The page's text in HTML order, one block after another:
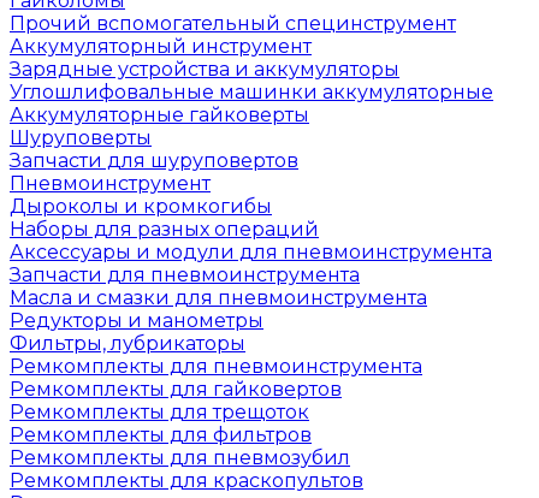
Прочий вспомогательный специнструмент
Аккумуляторный инструмент
Зарядные устройства и аккумуляторы
Углошлифовальные машинки аккумуляторные
Аккумуляторные гайковерты
Шуруповерты
Запчасти для шуруповертов
Пневмоинструмент
Дыроколы и кромкогибы
Наборы для разных операций
Аксессуары и модули для пневмоинструмента
Запчасти для пневмоинструмента
Масла и смазки для пневмоинструмента
Редукторы и манометры
Фильтры, лубрикаторы
Ремкомплекты для пневмоинструмента
Ремкомплекты для гайковертов
Ремкомплекты для трещоток
Ремкомплекты для фильтров
Ремкомплекты для пневмозубил
Ремкомплекты для краскопультов